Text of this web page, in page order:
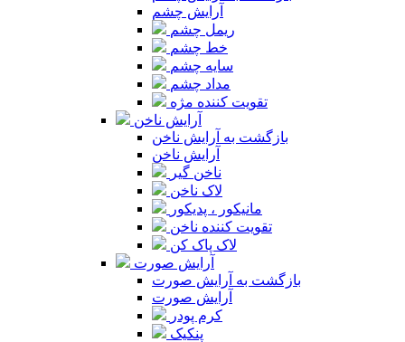
آرایش چشم
ریمل چشم
خط چشم
سایه چشم
مداد چشم
تقویت کننده مژه
آرایش ناخن
بازگشت به آرایش ناخن
آرایش ناخن
ناخن گیر
لاک ناخن
مانیکور ، پدیکور
تقویت کننده ناخن
لاک پاک کن
آرایش صورت
بازگشت به آرایش صورت
آرایش صورت
کرم پودر
پنکیک